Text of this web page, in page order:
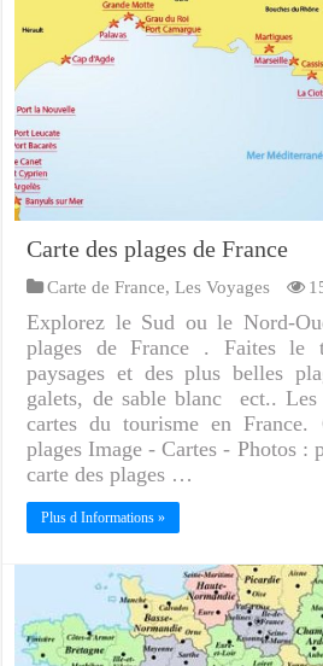
Carte des plages de France
Carte de France,Les Voyages
Explorez le Sud ou le Nord-
plages de France . Faites le
paysages et des plus belles
galets, de sable blanc ect..
cartes du tourisme en France.
plages Image - Cartes - Photos :
carte des plages …
Plus d Informations »